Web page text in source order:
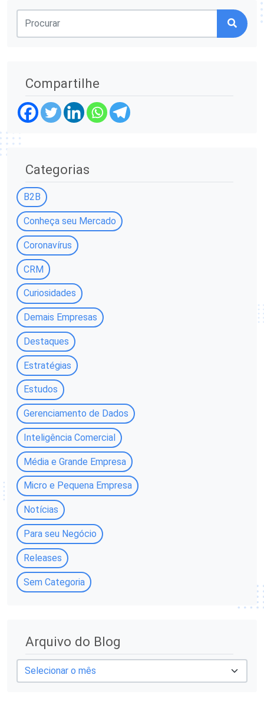
Compartilhe
Categorias
B2B
Conheça seu Mercado
Coronavírus
CRM
Curiosidades
Demais Empresas
Destaques
Estratégias
Estudos
Gerenciamento de Dados
Inteligência Comercial
Média e Grande Empresa
Micro e Pequena Empresa
Notícias
Para seu Negócio
Releases
Sem Categoria
Arquivo do Blog
q